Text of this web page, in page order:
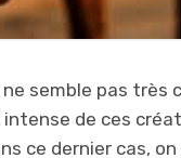
semble pas très
de ces
ce dernier cas,